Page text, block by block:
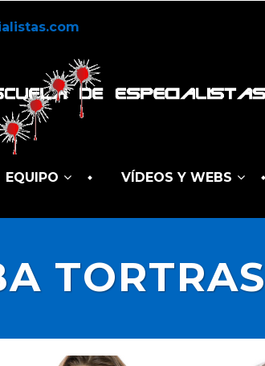
EQUIPO VÍDEOS Y WEBS
TORTRAS